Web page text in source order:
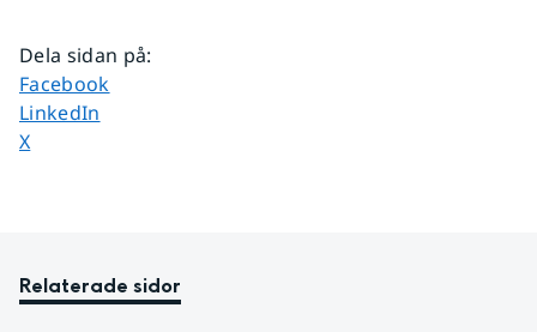
Dela sidan på:
Dela sidan på
Facebook
Dela sidan på
LinkedIn
Dela sidan på
X
Relaterade sidor